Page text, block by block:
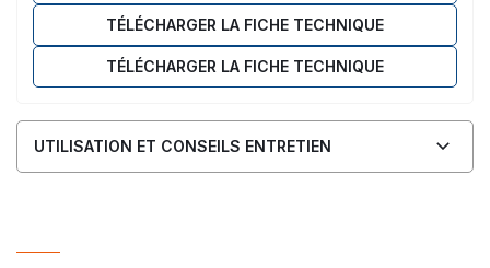
TÉLÉCHARGER LA FICHE TECHNIQUE
TÉLÉCHARGER LA FICHE TECHNIQUE
UTILISATION ET CONSEILS ENTRETIEN